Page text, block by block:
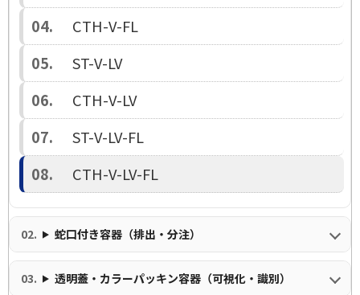
CTH-V-FL
ST-V-LV
CTH-V-LV
ST-V-LV-FL
CTH-V-LV-FL
蛇口付き容器（排出・分注）
透明蓋・カラーパッキン容器（可視化・識別）